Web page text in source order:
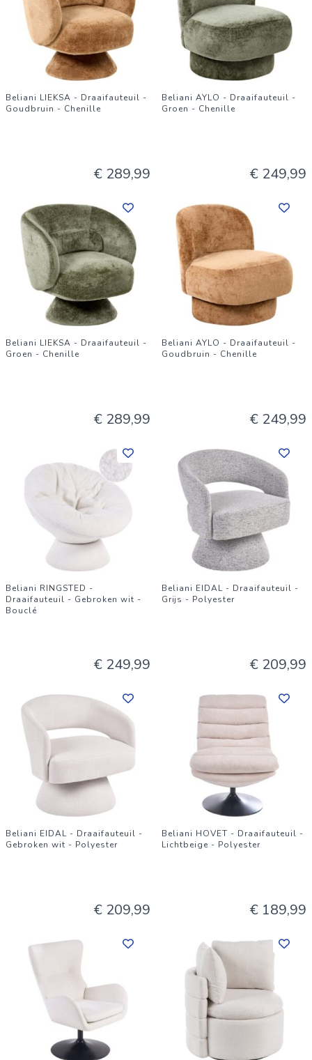
Beliani LIEKSA - Draaifauteuil -
Goudbruin - Chenille
€ 289,99
Beliani AYLO - Draaifauteuil -
Groen - Chenille
€ 249,99
Beliani LIEKSA - Draaifauteuil -
Groen - Chenille
€ 289,99
Beliani AYLO - Draaifauteuil -
Goudbruin - Chenille
€ 249,99
Beliani RINGSTED -
Draaifauteuil - Gebroken wit -
Bouclé
€ 249,99
Beliani EIDAL - Draaifauteuil -
Grijs - Polyester
€ 209,99
Beliani EIDAL - Draaifauteuil -
Gebroken wit - Polyester
€ 209,99
Beliani HOVET - Draaifauteuil -
Lichtbeige - Polyester
€ 189,99